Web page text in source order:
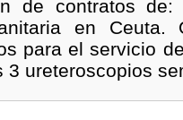
de contratos
en Ceuta.
para el servicio
ureteroscopios